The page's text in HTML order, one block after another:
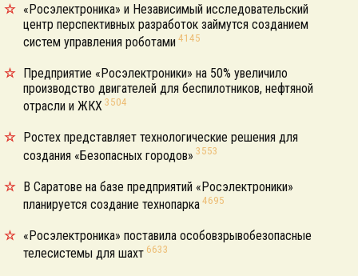
«Росэлектроника» и Независимый исследовательский
центр перспективных разработок займутся созданием
систем управления роботами 4145
Предприятие «Росэлектроники» на 50% увеличило
производство двигателей для беспилотников, нефтяной
отрасли и ЖКХ 3504
Ростех представляет технологические решения для
создания «Безопасных городов» 3553
В Саратове на базе предприятий «Росэлектроники»
планируется создание технопарка 4695
«Росэлектроника» поставила особовзрывобезопасные
телесистемы для шахт 6633